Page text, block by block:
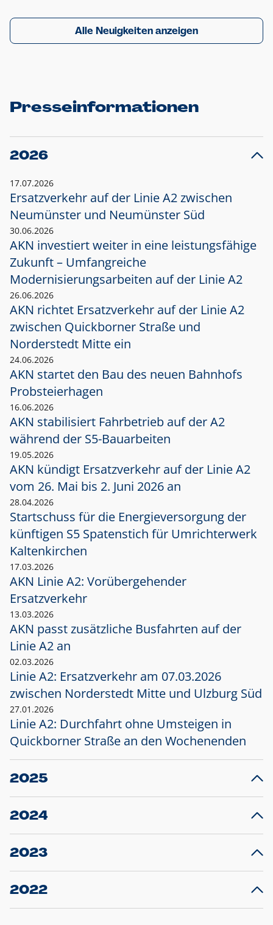
Alle Neuigkeiten anzeigen
Presseinformationen
2026
17.07.2026
Ersatzverkehr auf der Linie A2 zwischen
Neumünster und Neumünster Süd
30.06.2026
AKN investiert weiter in eine leistungsfähige
Zukunft – Umfangreiche
Modernisierungsarbeiten auf der Linie A2
26.06.2026
AKN richtet Ersatzverkehr auf der Linie A2
zwischen Quickborner Straße und
Norderstedt Mitte ein
24.06.2026
AKN startet den Bau des neuen Bahnhofs
Probsteierhagen
16.06.2026
AKN stabilisiert Fahrbetrieb auf der A2
während der S5-Bauarbeiten
19.05.2026
AKN kündigt Ersatzverkehr auf der Linie A2
vom 26. Mai bis 2. Juni 2026 an
28.04.2026
Startschuss für die Energieversorgung der
künftigen S5 Spatenstich für Umrichterwerk
Kaltenkirchen
17.03.2026
AKN Linie A2: Vorübergehender
Ersatzverkehr
13.03.2026
AKN passt zusätzliche Busfahrten auf der
Linie A2 an
02.03.2026
Linie A2: Ersatzverkehr am 07.03.2026
zwischen Norderstedt Mitte und Ulzburg Süd
27.01.2026
Linie A2: Durchfahrt ohne Umsteigen in
Quickborner Straße an den Wochenenden
2025
23.12.2025
Projekt S5: Start der Bauarbeiten am
2024
10.12.2024
Großprojekt S5: Sperrung der Bahnstraße in
2023
20.12.2023
Schleswig-Holstein verlängert den
2022
22.12.2022